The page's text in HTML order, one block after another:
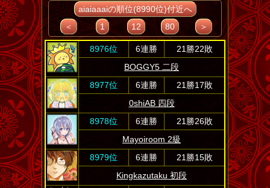
aiaiaaaiの順位(8990位)付近へ
＜
1 12 80 ＞
8976位 6連勝
21勝22敗
BOGGY5 二段
8977位
6連勝
21勝17敗
0shiAB 四段
8978位
6連勝
21勝26敗
Mayoiroom 2級
8979位
6連勝
21勝15敗
Kingkazutaku 初段